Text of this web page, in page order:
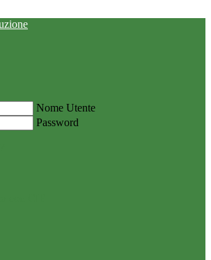
Nome Utente
Password